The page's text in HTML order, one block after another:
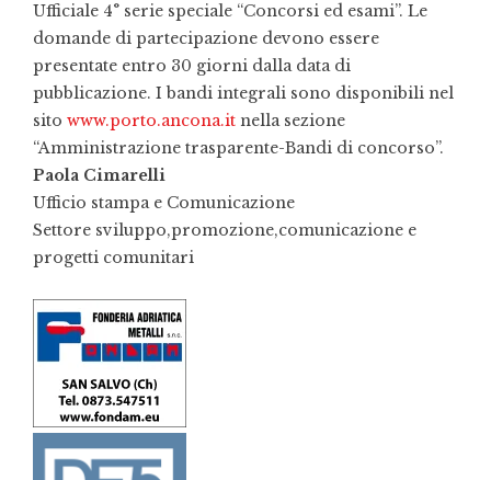
Ufficiale 4° serie speciale “Concorsi ed esami”. Le
domande di partecipazione devono essere
presentate entro 30 giorni dalla data di
pubblicazione. I bandi integrali sono disponibili nel
sito www.porto.ancona.it nella sezione
“Amministrazione trasparente-Bandi di concorso”.
Paola Cimarelli
Ufficio stampa e Comunicazione
Settore sviluppo,promozione,comunicazione e
progetti comunitari